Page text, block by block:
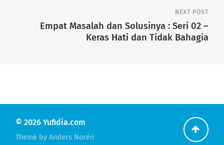
NEXT POST
Empat Masalah dan Solusinya : Seri 02 –
Keras Hati dan Tidak Bahagia
© 2026Yufidia.com
Theme byAnders Norén
Go
back